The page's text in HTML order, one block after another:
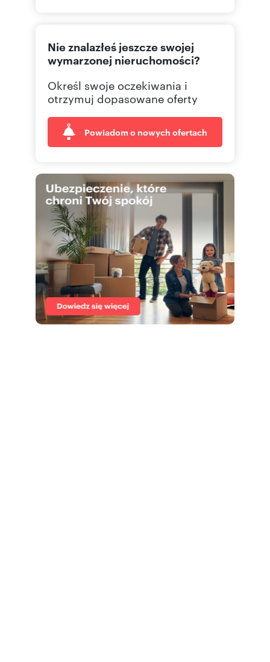
797600 Pokaż telefon
Nie znalazłeś jeszcze swojej
wymarzonej nieruchomości?
Określ swoje oczekiwania i
otrzymuj dopasowane oferty
Powiadom o nowych ofertach